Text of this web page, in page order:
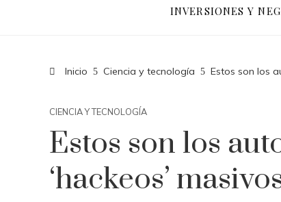
INVERSIONES Y
Inicio Ciencia y tecnología Estos son los
CIENCIA Y TECNOLOGÍA
Estos son los
‘hackeos’